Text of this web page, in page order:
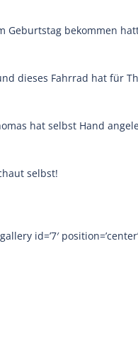
Geburtstag bekommen
dieses Fahrrad hat für
hat selbst Hand
selbst!
id=’7′